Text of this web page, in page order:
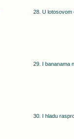
28. U lotosovom
29. I bananama
30. I hladu